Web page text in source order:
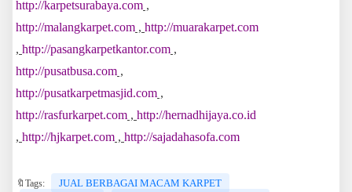
http://karpetsurabaya.com ,
http://malangkarpet.com , http://muarakarpet.com
, http://pasangkarpetkantor.com ,
http://pusatbusa.com ,
http://pusatkarpetmasjid.com ,
http://rasfurkarpet.com , http://hernadhijaya.co.id
, http://hjkarpet.com , http://sajadahasofa.com
🔖Tags:
JUAL BERBAGAI MACAM KARPET